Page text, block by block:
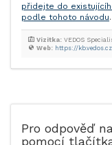
přidejte do
podle tohoto návodu.
Web: https://kb.vedos.cz
Vizitka: VEDOS
Pro odpověď
pomocí